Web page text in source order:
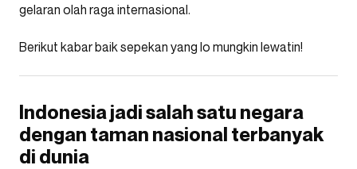
gelaran olah raga internasional.
Berikut kabar baik sepekan yang lo mungkin lewatin!
Indonesia jadi salah satu negara
dengan taman nasional terbanyak
di dunia